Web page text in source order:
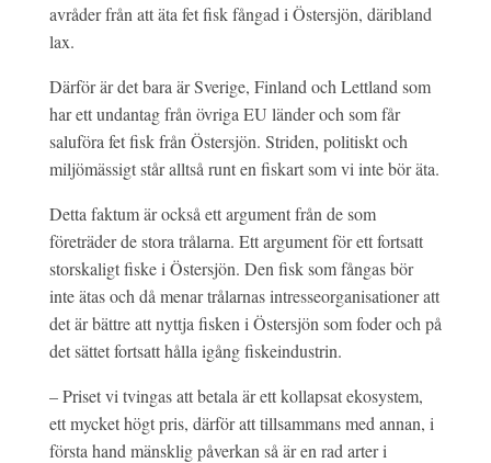
avråder från att äta fet fisk fångad i Östersjön, däribland
lax.
Därför är det bara är Sverige, Finland och Lettland som
har ett undantag från övriga EU länder och som får
saluföra fet fisk från Östersjön. Striden, politiskt och
miljömässigt står alltså runt en fiskart som vi inte bör äta.
Detta faktum är också ett argument från de som
företräder de stora trålarna. Ett argument för ett fortsatt
storskaligt fiske i Östersjön. Den fisk som fångas bör
inte ätas och då menar trålarnas intresseorganisationer att
det är bättre att nyttja fisken i Östersjön som foder och på
det sättet fortsatt hålla igång fiskeindustrin.
– Priset vi tvingas att betala är ett kollapsat ekosystem,
ett mycket högt pris, därför att tillsammans med annan, i
första hand mänsklig påverkan så är en rad arter i